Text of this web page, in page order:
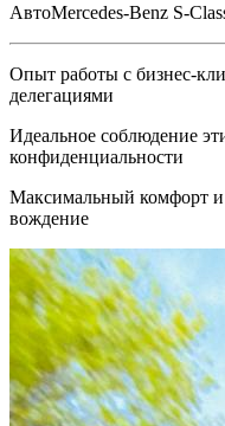
АвтоMercedes-Benz S-
Опыт работы с бизнес-
делегациями
Идеальное соблюдение
конфиденциальности
Максимальный комфорт
вождение